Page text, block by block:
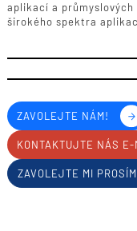
aplikací a
širokého spektra
ZAVOLEJTE NÁM!
KONTAKTUJTE NÁS E-
ZAVOLEJTE MI